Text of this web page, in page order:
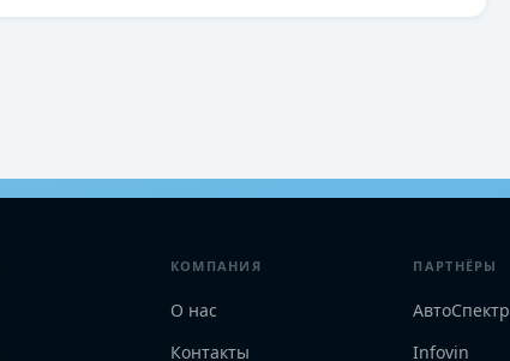
КОМПАНИЯ
О нас
Контакты
ПАРТНЁРЫ
АвтоСпектр
Infovin